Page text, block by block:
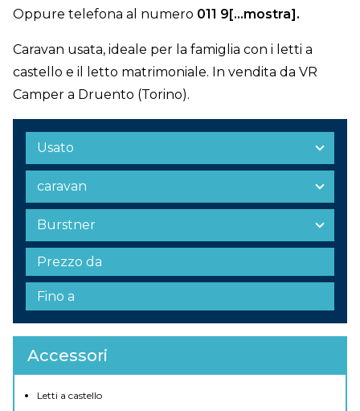
Oppure telefona al numero 011 9[...mostra].
Caravan usata, ideale per la famiglia con i letti a
castello e il letto matrimoniale. In vendita da VR
Camper a Druento (Torino).
Accessori
Letti a castello